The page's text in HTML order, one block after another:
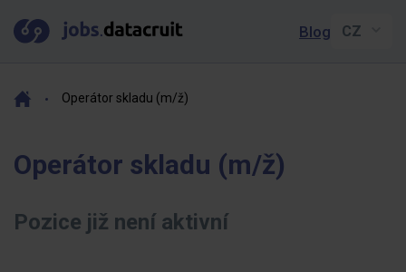
Blog
Operátor skladu (m/ž)
Operátor skladu (m/ž)
Pozice již není aktivní